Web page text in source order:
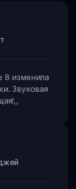
8 изменила
Звуковая
,,